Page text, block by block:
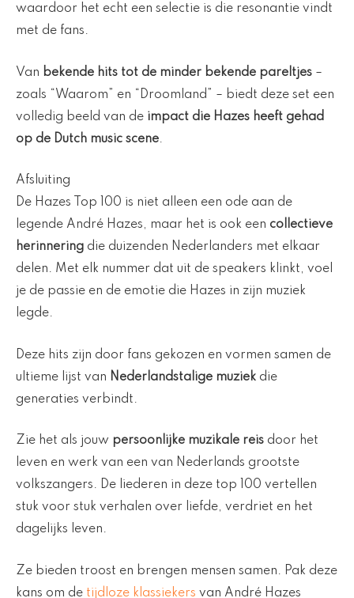
waardoor het echt een selectie is die resonantie vindt
met de fans.
Van bekende hits tot de minder bekende pareltjes –
zoals “Waarom” en “Droomland” – biedt deze set een
volledig beeld van de impact die Hazes heeft gehad
op de Dutch music scene.
Afsluiting
De Hazes Top 100 is niet alleen een ode aan de
legende André Hazes, maar het is ook een collectieve
herinnering die duizenden Nederlanders met elkaar
delen. Met elk nummer dat uit de speakers klinkt, voel
je de passie en de emotie die Hazes in zijn muziek
legde.
Deze hits zijn door fans gekozen en vormen samen de
ultieme lijst van Nederlandstalige muziek die
generaties verbindt.
Zie het als jouw persoonlijke muzikale reis door het
leven en werk van een van Nederlands grootste
volkszangers. De liederen in deze top 100 vertellen
stuk voor stuk verhalen over liefde, verdriet en het
dagelijks leven.
Ze bieden troost en brengen mensen samen. Pak deze
kans om de tijdloze klassiekers van André Hazes